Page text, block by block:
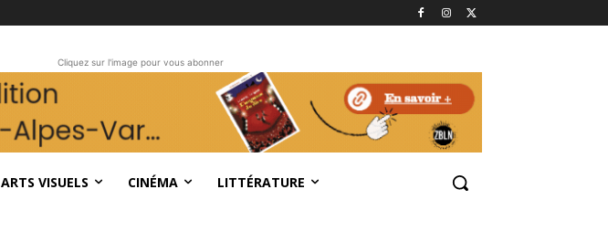
Cliquez sur l'image pour vous abonner
ARTS VISUELS CINÉMA LITTÉRATURE